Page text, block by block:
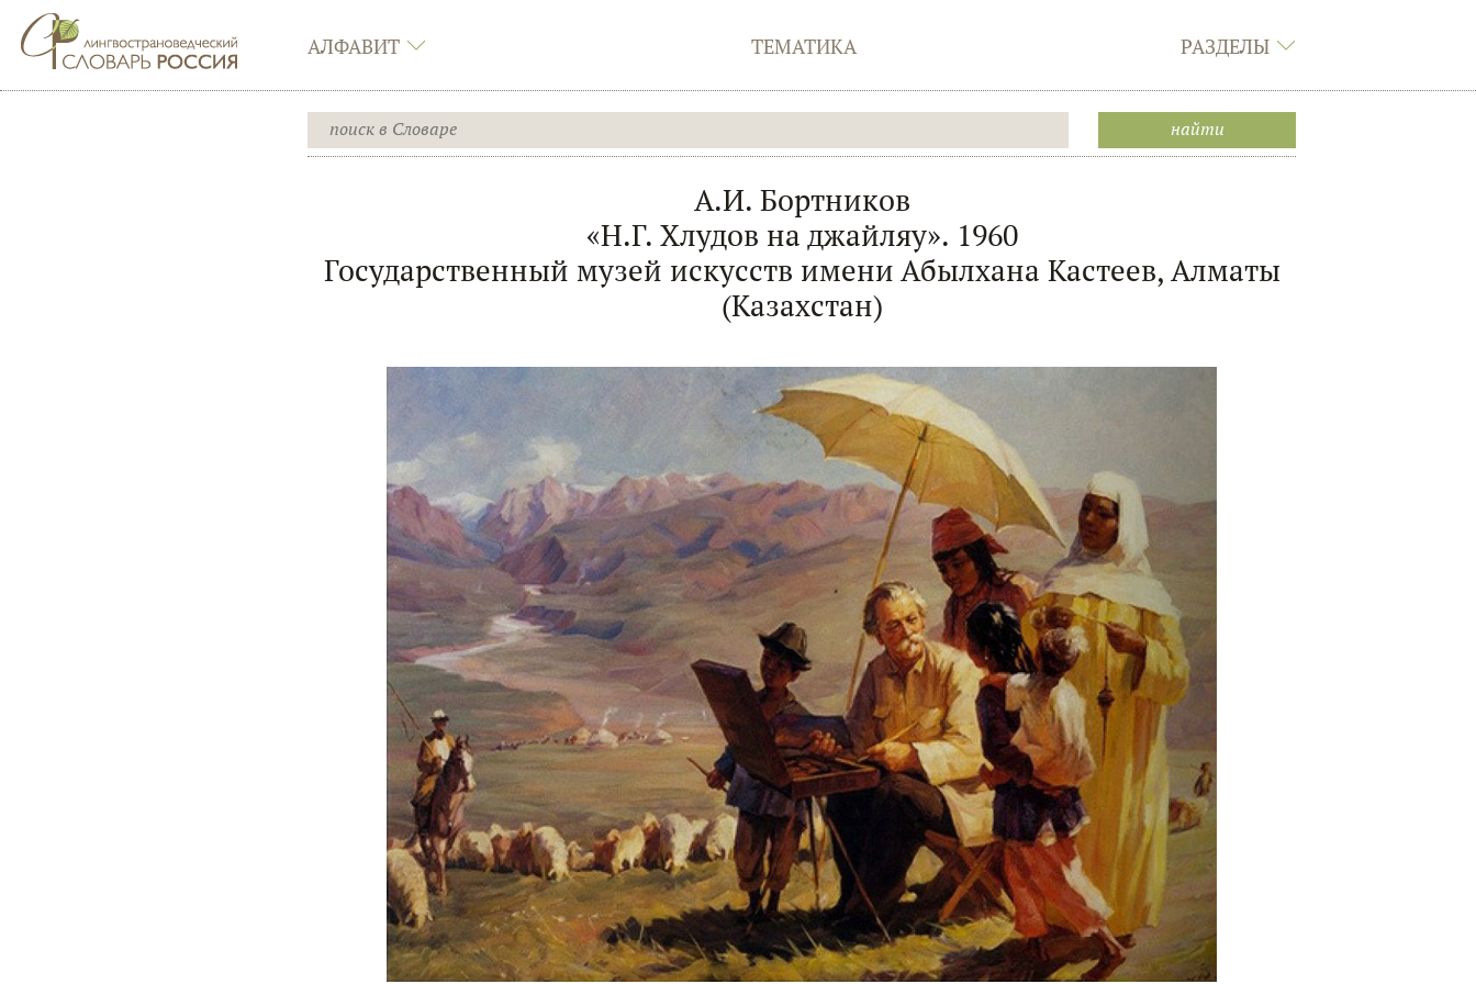
АЛФАВИТ ТЕМАТИКА РАЗДЕЛЫ
А.И. Бортников
«Н.Г. Хлудов на джайляу». 1960
Государственный музей искусств имени Абылхана Кастеев, Алматы
(Казахстан)